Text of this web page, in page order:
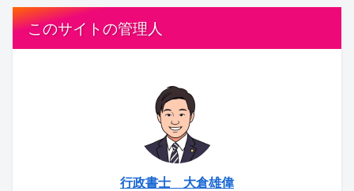
このサイトの管理人
行政書士 大倉雄偉